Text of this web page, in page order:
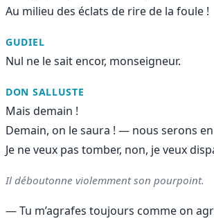
Au milieu des éclats de rire de la foule !
GUDIEL
Nul ne le sait encor, monseigneur.
DON SALLUSTE
Mais demain !
Demain, on le saura ! — nous serons
Je ne veux pas tomber, non, je veux
Il déboutonne violemment son pourpoint.
— Tu m’agrafes toujours comme on